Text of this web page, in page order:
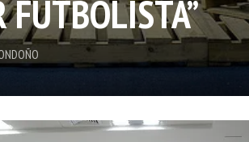
FUTBOLISTA”